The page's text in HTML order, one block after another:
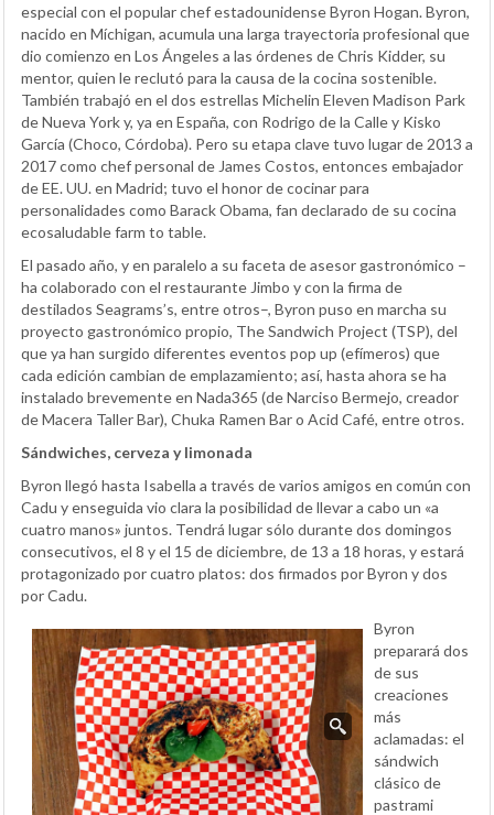
especial con el popular chef estadounidense Byron Hogan. Byron,
nacido en Míchigan, acumula una larga trayectoria profesional que
dio comienzo en Los Ángeles a las órdenes de Chris Kidder, su
mentor, quien le reclutó para la causa de la cocina sostenible.
También trabajó en el dos estrellas Michelin Eleven Madison Park
de Nueva York y, ya en España, con Rodrigo de la Calle y Kisko
García (Choco, Córdoba). Pero su etapa clave tuvo lugar de 2013 a
2017 como chef personal de James Costos, entonces embajador
de EE. UU. en Madrid; tuvo el honor de cocinar para
personalidades como Barack Obama, fan declarado de su cocina
ecosaludable farm to table.
El pasado año, y en paralelo a su faceta de asesor gastronómico –
ha colaborado con el restaurante Jimbo y con la firma de
destilados Seagrams’s, entre otros–, Byron puso en marcha su
proyecto gastronómico propio, The Sandwich Project (TSP), del
que ya han surgido diferentes eventos pop up (efímeros) que
cada edición cambian de emplazamiento; así, hasta ahora se ha
instalado brevemente en Nada365 (de Narciso Bermejo, creador
de Macera Taller Bar), Chuka Ramen Bar o Acid Café, entre otros.
Sándwiches, cerveza y limonada
Byron llegó hasta Isabella a través de varios amigos en común con
Cadu y enseguida vio clara la posibilidad de llevar a cabo un «a
cuatro manos» juntos. Tendrá lugar sólo durante dos domingos
consecutivos, el 8 y el 15 de diciembre, de 13 a 18 horas, y estará
protagonizado por cuatro platos: dos firmados por Byron y dos
por Cadu.
Byron
preparará dos
de sus
creaciones
más
aclamadas: el
sándwich
clásico de
pastrami